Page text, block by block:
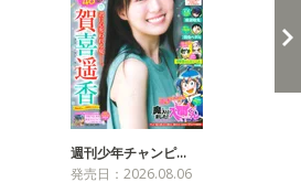
週刊少年チャンピ…
発売日：2026.08.06